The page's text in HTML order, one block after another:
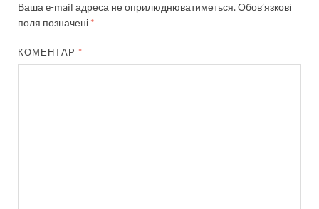
Ваша e-mail адреса не оприлюднюватиметься.Обов’язкові
поля позначені *
КОМЕНТАР *